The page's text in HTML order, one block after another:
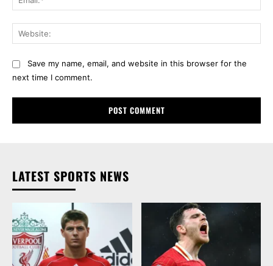
Save my name, email, and website in this browser for the
next time I comment.
LATEST SPORTS NEWS